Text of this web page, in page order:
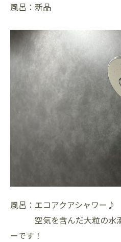
風呂：新品
風呂：エコアクアシャワー♪
空気を含んだ大粒の水滴
ーです！